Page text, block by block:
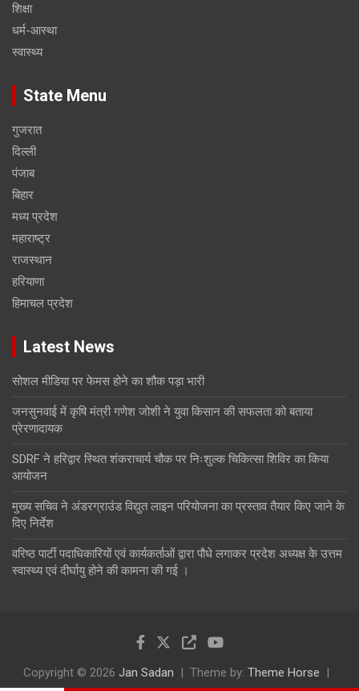
शिक्षा
धर्म-आस्था
स्वास्थ्य
State Menu
गुजरात
दिल्ली
पंजाब
बिहार
मध्य प्रदेश
महाराष्ट्र
राजस्थान
हरियाणा
हिमाचल प्रदेश
Latest News
सोशल मीडिया पर फेमस होने का शौक पड़ा भारी
जनसुनवाई में कृषि मंत्री गणेश जोशी ने युवा किसान की सफलता को बताया
प्रेरणादायक
SDRF ने हरिद्वार स्थित शंकराचार्य चौक पर निःशुल्क चिकित्सा शिविर का किया
आयोजन
मुख्य सचिव ने अंडरग्राउंड विद्युत लाइन परियोजना का प्रस्ताव तैयार किए जाने के
दिए निर्देश
वरिष्ठ पार्टी पदाधिकारियों एवं कार्यकर्ताओं द्वारा पौधे लगाकर प्रदेश अध्यक्ष के उत्तम
स्वास्थ्य एवं दीर्घायु होने की कामना की गई ।
Copyright © 2026 Jan Sadan Theme by: Theme Horse